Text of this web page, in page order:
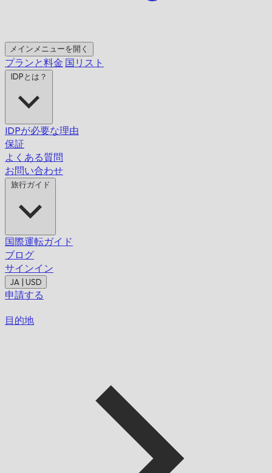
メインメニューを開く
プランと料金 国リスト
IDPとは？
IDPが必要な理由
保証
よくある質問
お問い合わせ
旅行ガイド
国際運転ガイド
ブログ
サインイン
JA | USD
申請する
目的地